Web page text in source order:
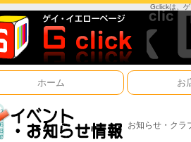
Gclickは、
ホーム お
お知らせ・クラ